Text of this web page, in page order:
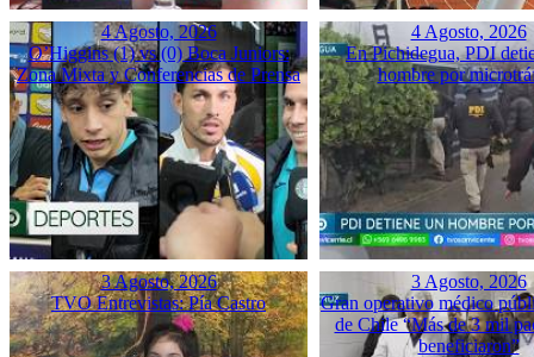
4 Agosto, 2026
O’Higgins (1) vs (0) Boca Juniors:
Zona Mixta y Conferencias de Prensa
4 Agosto, 2026
En Pichidegua, PDI
hombre por
3 Agosto, 2026
TVO Entrevistas: Pía Castro
3 Agosto, 2026
Gran operativo médico
de Chile “Más de 3 mil
beneficiaron”